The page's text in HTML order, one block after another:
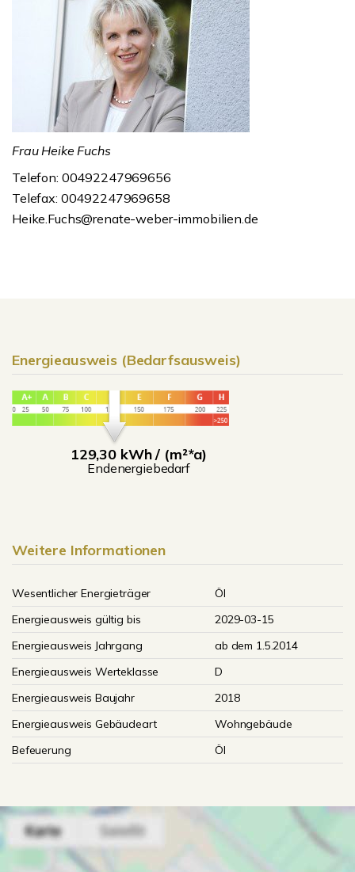
Frau Heike Fuchs
Telefon: 00492247969656
Telefax: 00492247969658
Heike.Fuchs@renate-weber-immobilien.de
Energieausweis (Bedarfsausweis)
129,30 kWh / (m²*a)
Endenergiebedarf
Weitere Informationen
Wesentlicher Energieträger
Öl
Energieausweis gültig bis
2029-03-15
Energieausweis Jahrgang
ab dem 1.5.2014
Energieausweis Werteklasse
D
Energieausweis Baujahr
2018
Energieausweis Gebäudeart
Wohngebäude
Befeuerung
Öl